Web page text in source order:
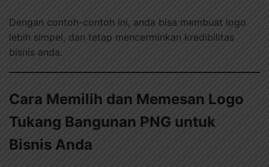
Dengan contoh-contoh ini, anda bisa membuat logo
lebih simpel, dan tetap mencerminkan kredibilitas
bisnis anda.
Cara Memilih dan Memesan Logo
Tukang Bangunan PNG untuk
Bisnis Anda